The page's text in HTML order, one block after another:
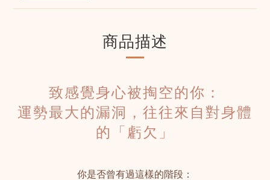
商品描述
致感覺身心被掏空的你：
運勢最大的漏洞，往往來自對身體
的「虧欠」
你是否曾有過這樣的階段：